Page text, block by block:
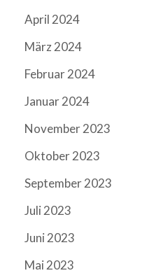
April 2024
März 2024
Februar 2024
Januar 2024
November 2023
Oktober 2023
September 2023
Juli 2023
Juni 2023
Mai 2023